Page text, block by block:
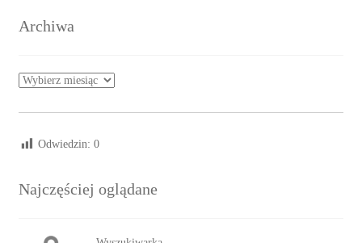
Archiwa
Archiwa
Odwiedzin: 0
Najczęściej oglądane